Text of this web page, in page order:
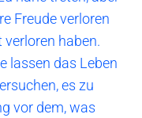
Freude verloren
verloren haben.
lassen das Leben
es zu
vor dem, was